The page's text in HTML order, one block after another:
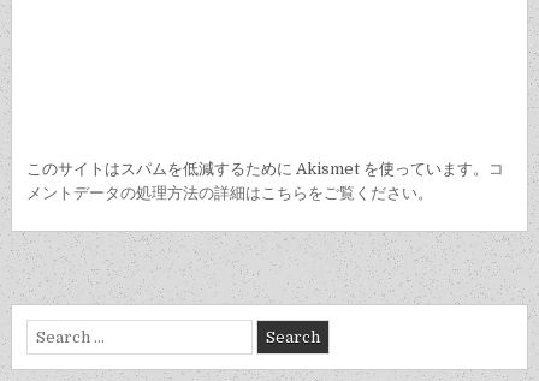
このサイトはスパムを低減するために Akismet を使っています。
コ
メントデータの処理方法の詳細はこちらをご覧ください。
Search
for: